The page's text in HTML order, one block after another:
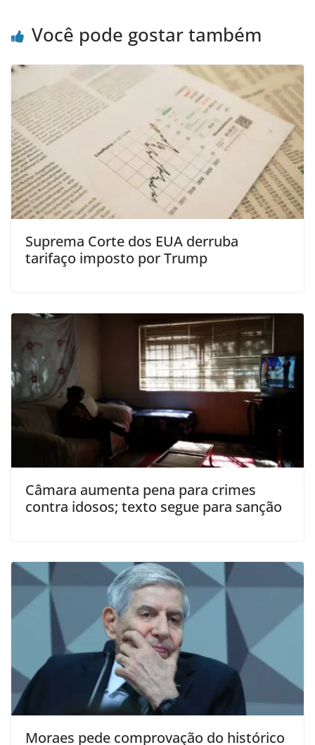
Você pode gostar também
Suprema Corte dos EUA derruba
tarifaço imposto por Trump
Câmara aumenta pena para crimes
contra idosos; texto segue para sanção
Moraes pede comprovação do histórico